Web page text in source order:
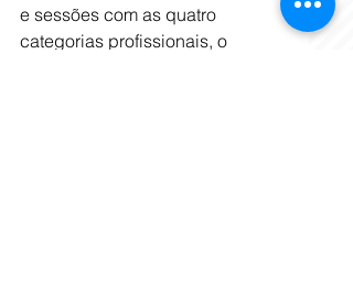
e sessões com as quatro
categorias profissionais, o